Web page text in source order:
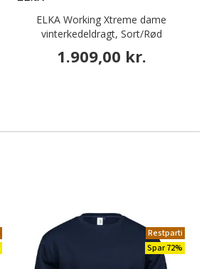
ELKA Working Xtreme dame
vinterkedeldragt, Sort/Rød
1.909,00 kr.
Restparti
Spar 72%